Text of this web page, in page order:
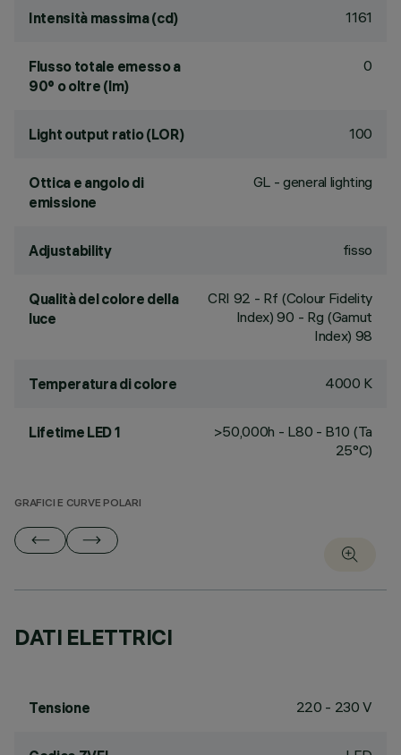
Intensità massima (cd) 1161
Flusso totale emesso a
90° o oltre (lm)
0
Light output ratio (LOR) 100
Ottica e angolo di
emissione
GL - general lighting
Adjustability fisso
Qualità del colore della
luce
CRI 92 - Rf (Colour Fidelity
Index) 90 - Rg (Gamut
Index) 98
Temperatura di colore 4000 K
Lifetime LED 1
>50,000h - L80 - B10 (Ta
25°C)
GRAFICI E CURVE POLARI
DATI ELETTRICI
Tensione 220 - 230 V